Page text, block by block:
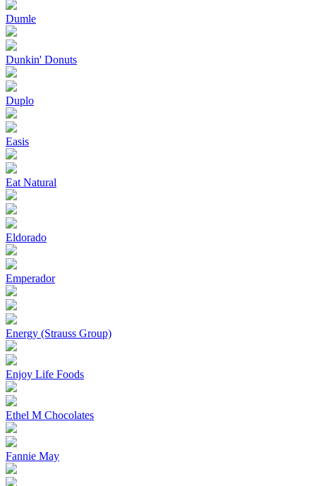
Dumle
Dunkin' Donuts
Duplo
Easis
Eat Natural
Eldorado
Emperador
Energy (Strauss Group)
Enjoy Life Foods
Ethel M Chocolates
Fannie May